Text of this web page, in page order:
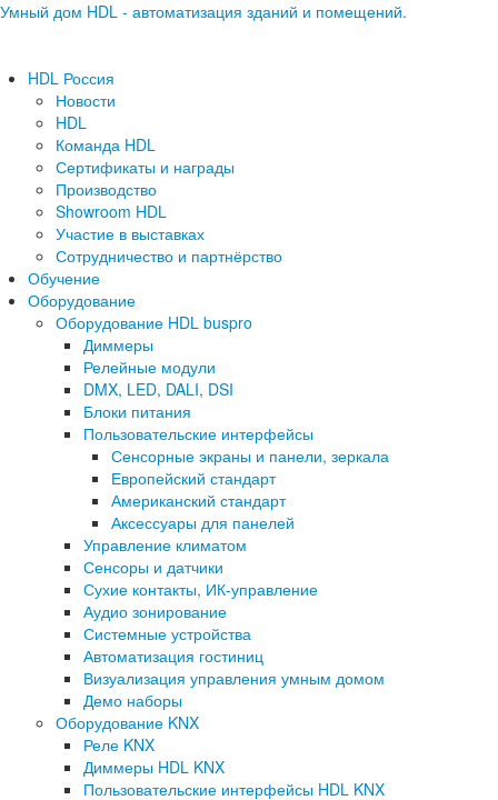
Умный дом HDL - автоматизация зданий и помещений.
HDL Россия
Новости
HDL
Команда HDL
Сертификаты и награды
Производство
Showroom HDL
Участие в выставках
Сотрудничество и партнёрство
Обучение
Оборудование
Оборудование HDL buspro
Диммеры
Релейные модули
DMX, LED, DALI, DSI
Блоки питания
Пользовательские интерфейсы
Сенсорные экраны и панели, зеркала
Европейский стандарт
Американский стандарт
Аксессуары для панелей
Управление климатом
Сенсоры и датчики
Сухие контакты, ИК-управление
Аудио зонирование
Системные устройства
Автоматизация гостиниц
Визуализация управления умным домом
Демо наборы
Оборудование KNX
Реле KNX
Диммеры HDL KNX
Пользовательские интерфейсы HDL KNX